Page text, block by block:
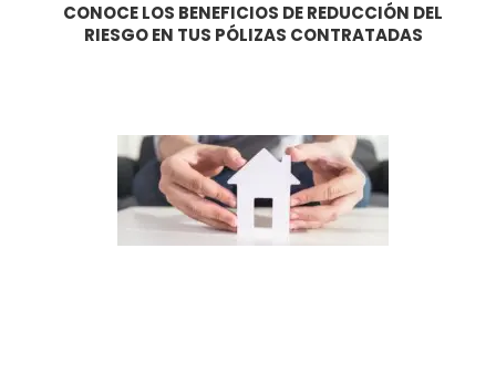
CONOCE LOS BENEFICIOS DE REDUCCIÓN DEL
RIESGO EN TUS PÓLIZAS CONTRATADAS